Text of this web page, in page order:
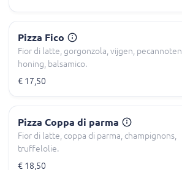
Pizza Fico
Fior di latte, gorgonzola, vijgen, pecannoten,
honing, balsamico.
€ 17,50
Pizza Coppa di parma
Fior di latte, coppa di parma, champignons,
truffelolie.
€ 18,50